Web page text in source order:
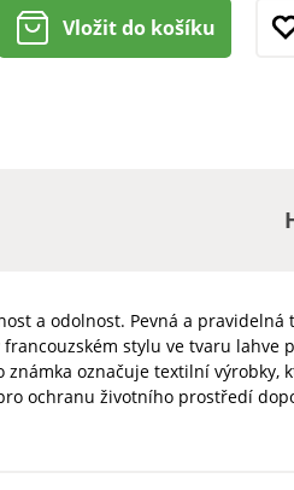
Vložit do košíku
a odolnost. Pevná a
stylu ve tvaru lahve
známka označuje textilní
ochranu životního prostředí